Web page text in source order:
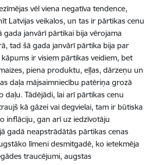
vēl viena negatīva tendence,
Latvijas veikalos, un tas ir pārtikas cenu
gada janvārī pārtikai bija vērojama
tad šā gada janvārī pārtika bija par
ir visiem pārtikas veidiem, bet
piena produktu, eļļas, dārzeņu un
daļa mājsaimniecību patēriņa grozā
daļu. Tādējādi, lai arī pārtikas cenu
kā gāzei vai degvielai, tam ir būtiska
inflāciju, gan arī uz iedzīvotāju
gadā neapstrādātās pārtikas cenas
līmeni desmitgadē, ko ietekmēja
traucējumi, augstas